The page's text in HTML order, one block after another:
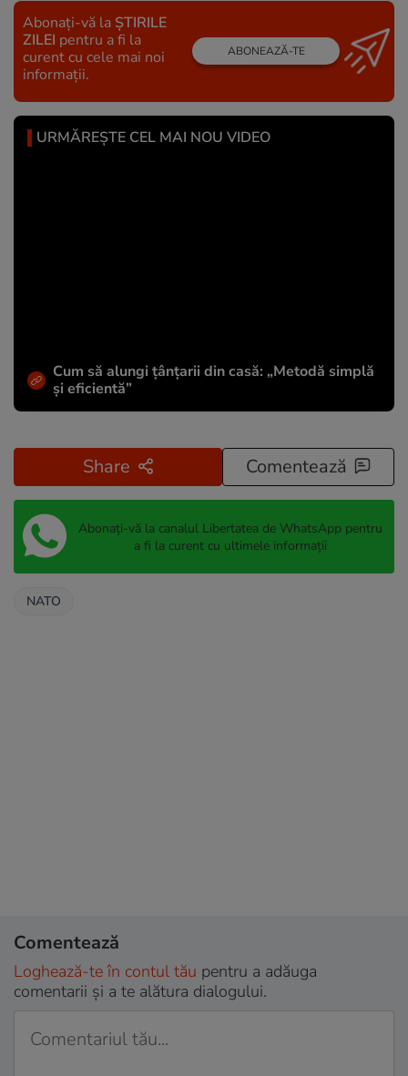
Abonați-vă la ȘTIRILE
ZILEI pentru a fi la
curent cu cele mai noi
informații.
ABONEAZĂ-TE
URMĂREȘTE CEL MAI NOU VIDEO
Cum să alungi țânțarii din casă: „Metodă simplă
și eficientă”
Share Comentează
Abonați-vă la canalul Libertatea de WhatsApp pentru
a fi la curent cu ultimele informații
NATO
Comentează
Loghează-te în contul tău pentru a adăuga
comentarii și a te alătura dialogului.